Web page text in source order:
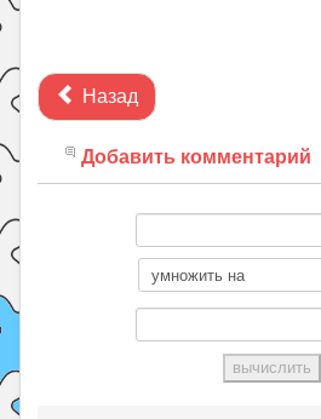
Назад
Добавить комментарий